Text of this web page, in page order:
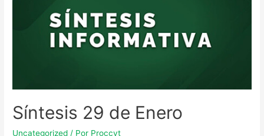
Síntesis 29 de Enero
Uncategorized / Por Proccyt